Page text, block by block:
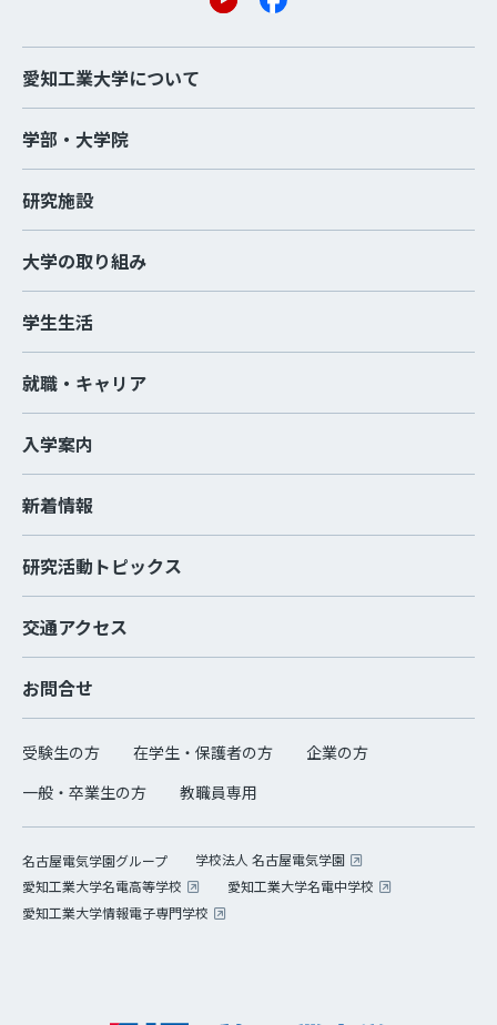
愛知工業大学について
学部・大学院
研究施設
大学の取り組み
学生生活
就職・キャリア
入学案内
新着情報
研究活動トピックス
交通アクセス
お問合せ
受験生の方 在学生・保護者の方
企業の方
一般・卒業生の方
教職員専用
名古屋電気学園グループ
学校法人 名古屋電気学園
愛知工業大学名電高等学校
愛知工業大学名電中学校
愛知工業大学情報電子専門学校